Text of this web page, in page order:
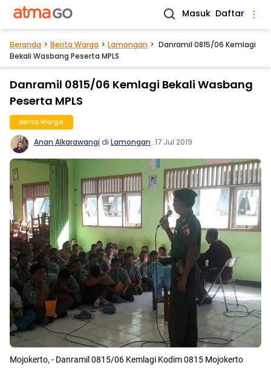
Masuk Daftar
Beranda Berita Warga Lamongan
Danramil 0815/06 Kemlagi
Bekali Wasbang Peserta MPLS
Danramil 0815/06 Kemlagi Bekali Wasbang
Peserta MPLS
Berita Warga
Anan Alkarawangidi Lamongan. 17 Jul 2019
Mojokerto, - Danramil 0815/06 Kemlagi Kodim 0815 Mojokerto